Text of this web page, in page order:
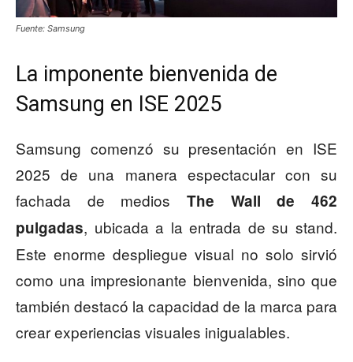
Fuente: Samsung
La imponente bienvenida de
Samsung en ISE 2025
Samsung comenzó su presentación en ISE
2025 de una manera espectacular con su
fachada de medios The Wall de 462
pulgadas, ubicada a la entrada de su stand.
Este enorme despliegue visual no solo sirvió
como una impresionante bienvenida, sino que
también destacó la capacidad de la marca para
crear experiencias visuales inigualables.